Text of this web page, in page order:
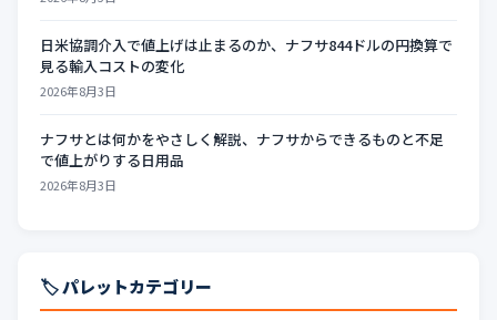
日米協調介入で値上げは止まるのか、ナフサ844ドルの円換算で
見る輸入コストの変化
2026年8月3日
ナフサとは何かをやさしく解説、ナフサからできるものと不足
で値上がりする日用品
2026年8月3日
🏷️ パレットカテゴリー